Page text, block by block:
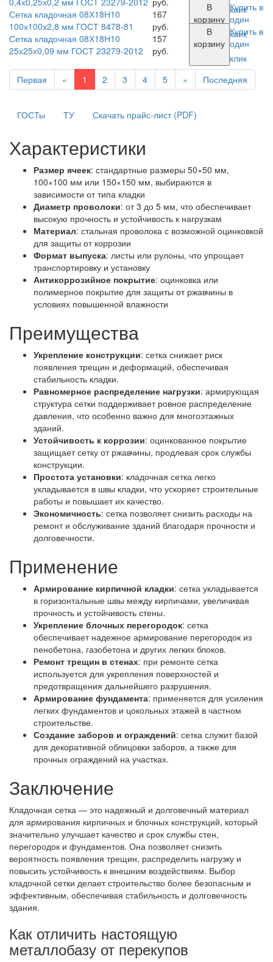
клик
Сетка кладочная 08Х18Н10
100х100х2,8 мм ГОСТ 8478-81
167
руб.
В
корзину
Купить в
один
клик
Сетка кладочная 08Х18Н10
25х25х0,09 мм ГОСТ 23279-2012
157
руб.
В
корзину
Купить в
один
клик
Первая
« 1 2 3 4 5 » Последняя
ГОСТы ТУ Скачать прайс-лист (PDF)
Характеристики
Размер ячеек: стандартные размеры 50×50 мм,
100×100 мм или 150×150 мм, выбираются в
зависимости от типа кладки
Диаметр проволоки: от 3 до 5 мм, что обеспечивает
высокую прочность и устойчивость к нагрузкам
Материал: стальная проволока с возможной оцинковкой
для защиты от коррозии
Формат выпуска: листы или рулоны, что упрощает
транспортировку и установку
Антикоррозийное покрытие: оцинковка или
полимерное покрытие для защиты от ржавчины в
условиях повышенной влажности
Преимущества
Укрепление конструкции: сетка снижает риск
появления трещин и деформаций, обеспечивая
стабильность кладки.
Равномерное распределение нагрузки: армирующая
структура сетки поддерживает ровное распределение
давления, что особенно важно для многоэтажных
зданий.
Устойчивость к коррозии: оцинкованное покрытие
защищает сетку от ржавчины, продлевая срок службы
конструкции.
Простота установки: кладочная сетка легко
укладывается в швы кладки, что ускоряет строительные
работы и повышает их качество.
Экономичность: сетка позволяет снизить расходы на
ремонт и обслуживание зданий благодаря прочности и
долговечности.
Применение
Армирование кирпичной кладки: сетка укладывается
в горизонтальные швы между кирпичами, увеличивая
прочность и устойчивость стены.
Укрепление блочных перегородок: сетка
обеспечивает надежное армирование перегородок из
пенобетона, газобетона и других легких блоков.
Ремонт трещин в стенах: при ремонте сетка
используется для укрепления поверхностей и
предотвращения дальнейшего разрушения.
Армирование фундамента: применяется для усиления
легких фундаментов и цокольных этажей в частном
строительстве.
Создание заборов и ограждений: сетка служит базой
для декоративной облицовки заборов, а также для
прочных ограждений на участках.
Заключение
Кладочная сетка — это надежный и долговечный материал
для армирования кирпичных и блочных конструкций, который
значительно улучшает качество и срок службы стен,
перегородок и фундаментов. Она позволяет снизить
вероятность появления трещин, распределить нагрузку и
повысить устойчивость к внешним воздействиям. Выбор
кладочной сетки делает строительство более безопасным и
эффективным, обеспечивая стабильность и долговечность
здания.
Как отличить настоящую
металлобазу от перекупов